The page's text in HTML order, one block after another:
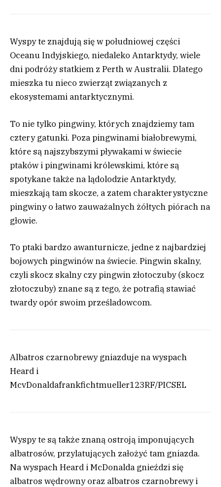
Wyspy te znajdują się w południowej części
Oceanu Indyjskiego, niedaleko Antarktydy, wiele
dni podróży statkiem z Perth w Australii. Dlatego
mieszka tu nieco zwierząt związanych z
ekosystemami antarktycznymi.
To nie tylko pingwiny, których znajdziemy tam
cztery gatunki. Poza pingwinami białobrewymi,
które są najszybszymi pływakami w świecie
ptaków i pingwinami królewskimi, które są
spotykane także na lądolodzie Antarktydy,
mieszkają tam skocze, a zatem charakterystyczne
pingwiny o łatwo zauważalnych żółtych piórach na
głowie.
To ptaki bardzo awanturnicze, jedne z najbardziej
bojowych pingwinów na świecie. Pingwin skalny,
czyli skocz skalny czy pingwin złotoczuby (skocz
złotoczuby) znane są z tego, że potrafią stawiać
twardy opór swoim prześladowcom.
Albatros czarnobrewy gniazduje na wyspach
Heard i
McvDonaldafrankfichtmueller123RF/PICSEL
Wyspy te są także znaną ostroją imponujących
albatrosów, przylatujących założyć tam gniazda.
Na wyspach Heard i McDonalda gnieździ się
albatros wędrowny oraz albatros czarnobrewy i